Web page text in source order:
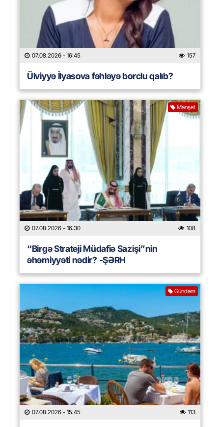
07.08.2026 - 16:45 157
Ülviyyə İlyasova fəhləyə borclu qalıb?
Manşet
07.08.2026 - 16:30 108
“Birgə Strateji Müdafiə Sazişi”nin
əhəmiyyəti nədir? -ŞƏRH
Gündəm
07.08.2026 - 15:45 113